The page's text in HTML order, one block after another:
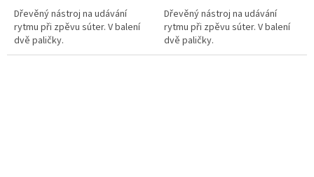
Dřevěný nástroj na udávání
rytmu při zpěvu súter. V balení
dvě paličky.
Dřevěný nástroj na udávání
rytmu při zpěvu súter. V balení
dvě paličky.